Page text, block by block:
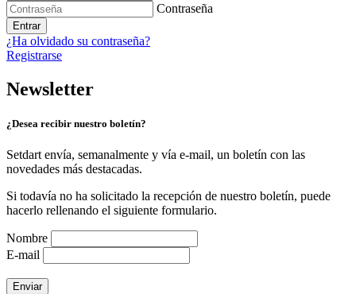
Contraseña
Entrar
¿Ha olvidado su contraseña?
Registrarse
Newsletter
¿Desea recibir nuestro boletín?
Setdart envía, semanalmente y vía e-mail, un boletín con las
novedades más destacadas.
Si todavía no ha solicitado la recepción de nuestro boletín, puede
hacerlo rellenando el siguiente formulario.
Nombre
E-mail